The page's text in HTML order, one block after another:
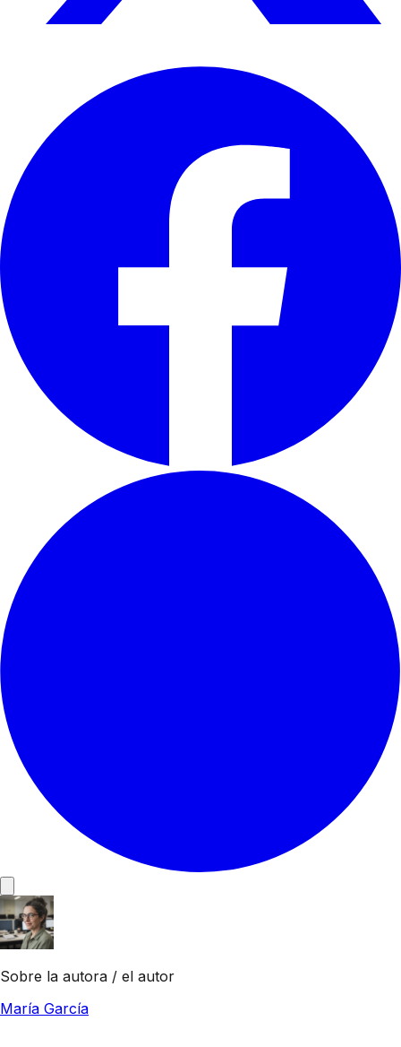
Sobre la autora / el autor
María García